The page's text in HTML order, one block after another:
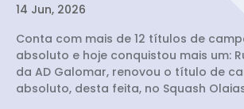
14 Jun, 2026
Conta com mais de 12 títulos de
absoluto e hoje conquistou mais um:
da AD Galomar, renovou o título de
absoluto, desta feita, no Squash